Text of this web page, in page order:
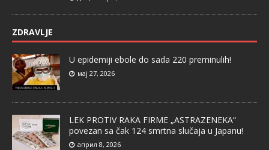
ZDRAVLJE
U epidemiji ebole do sada 220 preminulih!
мај 27, 2026
LEK PROTIV RAKA FIRME „ASTRAZENEKA“
povezan sa čak 124 smrtna slučaja u Japanu!
април 8, 2026